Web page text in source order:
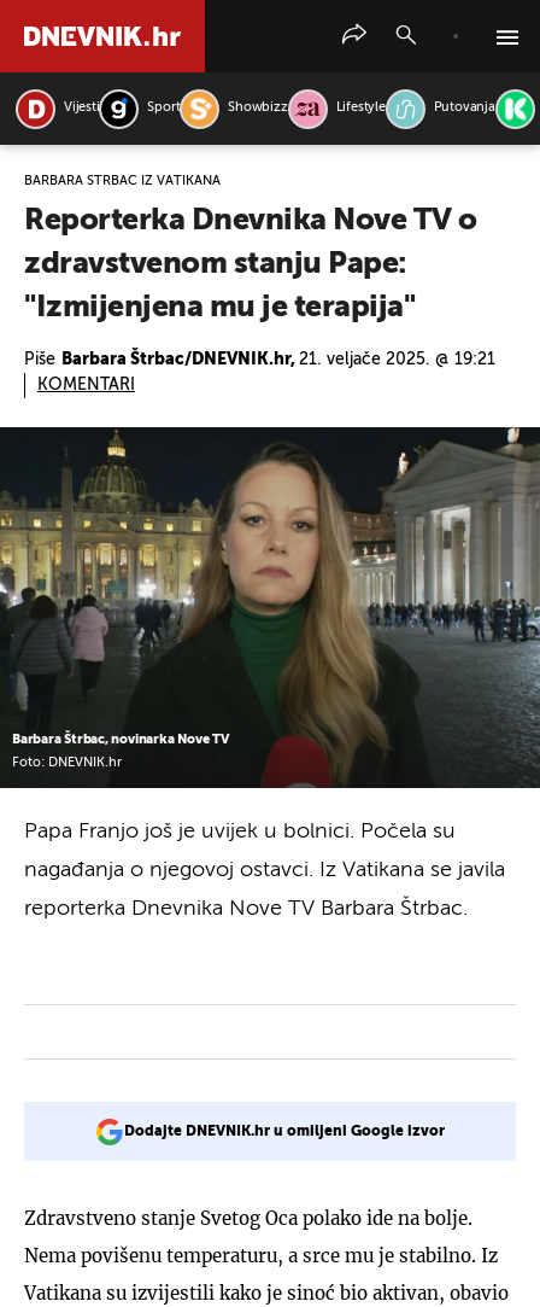
Vijesti Sport Showbizz Lifestyle Putovanja
BARBARA ŠTRBAC IZ VATIKANA
Reporterka Dnevnika Nove TV o
zdravstvenom stanju Pape:
"Izmijenjena mu je terapija"
Piše Barbara Štrbac/DNEVNIK.hr, 21. veljače 2025. @ 19:21
KOMENTARI
Barbara Štrbac, novinarka Nove TV
Foto: DNEVNIK.hr
Papa Franjo još je uvijek u bolnici. Počela su
nagađanja o njegovoj ostavci. Iz Vatikana se javila
reporterka Dnevnika Nove TV Barbara Štrbac.
Dodajte DNEVNIK.hr u omiljeni Google izvor
Zdravstveno stanje Svetog Oca polako ide na bolje.
Nema povišenu temperaturu, a srce mu je stabilno. Iz
Vatikana su izvijestili kako je sinoć bio aktivan, obavio
PRETRAŽITE VIJESTI